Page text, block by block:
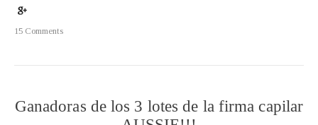
15 Comments
Ganadoras de los 3 lotes de la firma capilar